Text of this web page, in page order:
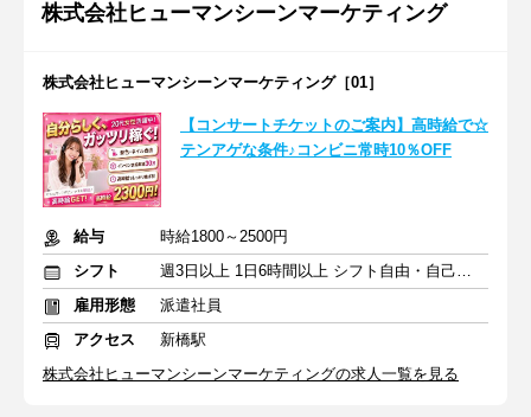
株式会社ヒューマンシーンマーケティング
株式会社ヒューマンシーンマーケティング［01］
【コンサートチケットのご案内】高時給で☆
テンアゲな条件♪コンビニ常時10％OFF
給与
時給1800～2500円
シフト
週3日以上 1日6時間以上 シフト自由・自己申告
雇用形態
派遣社員
アクセス
新橋駅
株式会社ヒューマンシーンマーケティングの求人一覧を見る